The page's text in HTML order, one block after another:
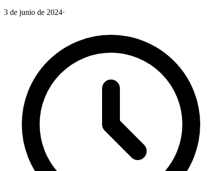
3 de junio de 2024·